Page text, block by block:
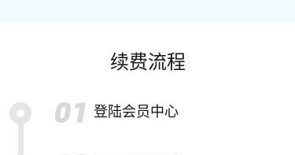
续费流程
登陆会员中心